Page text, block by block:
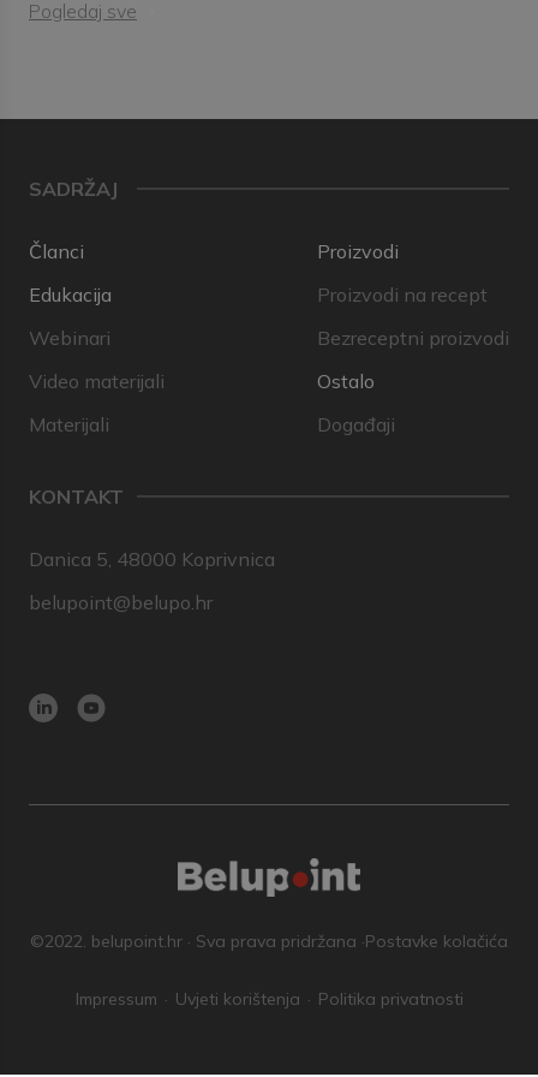
Pogledaj sve
SADRŽAJ
Članci
Edukacija
Webinari
Video materijali
Materijali
Proizvodi
Proizvodi na recept
Bezreceptni proizvodi
Ostalo
Događaji
KONTAKT
Danica 5, 48000 Koprivnica
belupoint@belupo.hr
©2022. belupoint.hr · Sva prava pridržana ·Postavke kolačića
Impressum Uvjeti korištenja Politika privatnosti